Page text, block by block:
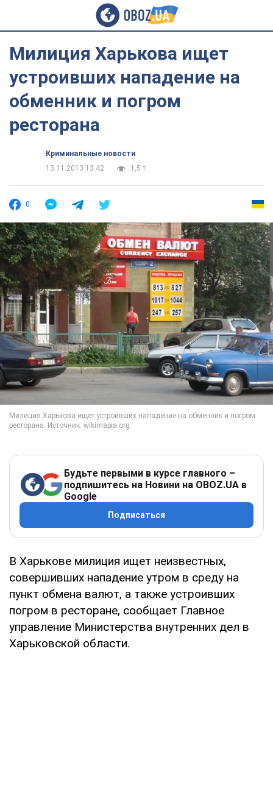
Милиция Харькова ищет
устроивших нападение на
обменник и погром
ресторана
Криминальные новости
13.11.2013 13:42
1,5 т.
0
Будьте первыми в курсе главного –
подпишитесь на Новини на OBOZ.UA в
Google
Подписаться
В Харькове милиция ищет неизвестных,
совершивших нападение утром в среду на
пункт обмена валют, а также устроивших
погром в ресторане, сообщает Главное
управление Министерства внутренних дел в
Харьковской области.